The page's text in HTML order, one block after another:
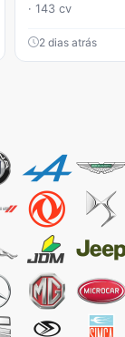
· 143 cv
2 dias atrás